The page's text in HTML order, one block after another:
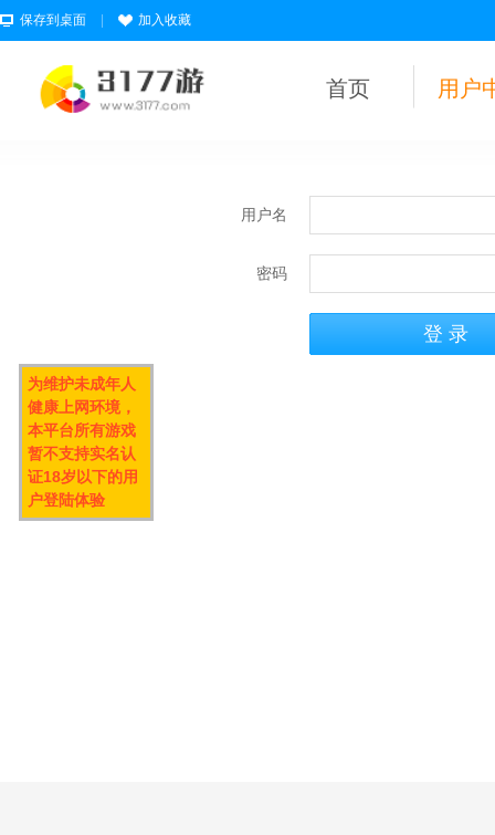
保存到桌面 加入收藏
首页 用户
用户名
密码
为维护未成年人
健康上网环境，
本平台所有游戏
暂不支持实名认
证18岁以下的用
户登陆体验